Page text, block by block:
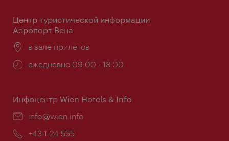
Центр туристической информации
Аэропорт Вена
Расположение:
в зале прилетов
Часы
ежедневно 09:00 - 18:00
Инфоцентр Wien Hotels & Info
Эл.
info@wien.info
Телефон:
+43-1-24 555